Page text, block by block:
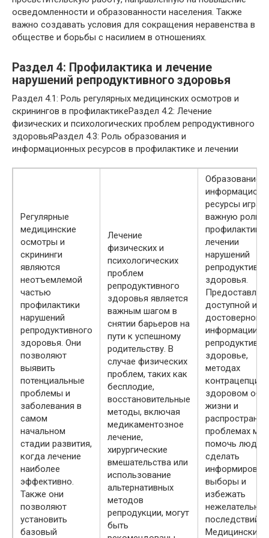
осведомленности и образованности населения. Также
важно создавать условия для сокращения неравенства в
обществе и борьбы с насилием в отношениях.
Раздел 4: Профилактика и лечение
нарушений репродуктивного здоровья
Раздел 4.1: Роль регулярных медицинских осмотров и
скринингов в профилактикеРаздел 4.2: Лечение
физических и психологических проблем репродуктивного
здоровьяРаздел 4.3: Роль образования и
информационных ресурсов в профилактике и лечении
Регулярные
медицинские
осмотры и
скрининги
являются
неотъемлемой
частью
профилактики
нарушений
репродуктивного
здоровья. Они
позволяют
выявить
потенциальные
проблемы и
заболевания в
самом
начальном
стадии развития,
когда лечение
наиболее
эффективно.
Также они
позволяют
установить
базовый
Лечение
физических и
психологических
проблем
репродуктивного
здоровья является
важным шагом в
снятии барьеров на
пути к успешному
родительству. В
случае физических
проблем, таких как
бесплодие,
восстановительные
методы, включая
медикаментозное
лечение,
хирургические
вмешательства или
использование
альтернативных
методов
репродукции, могут
быть
Образование и
ресурсы
важную роль в
профилактике
лечении
нарушений
здоровья.
доступной и
достоверной
информации о
здоровье,
методах
контрацепции,
здоровом
жизни и
проблемах
помочь людям
сделать
выборы и
избежать
нежелательных
последствий.
Медицинские